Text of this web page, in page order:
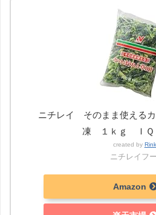
ニチレイ そのまま使える
凍 １ｋｇ Ｉ
created by
ニチレイフ
Amazon